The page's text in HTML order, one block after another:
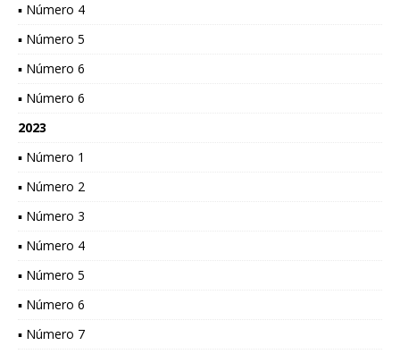
▪ Número 4
▪ Número 5
▪ Número 6
▪ Número 6
2023
▪ Número 1
▪ Número 2
▪ Número 3
▪ Número 4
▪ Número 5
▪ Número 6
▪ Número 7